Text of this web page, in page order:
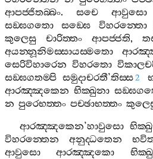
ආපජ‍්ජිතබ‍්බං. සචෙ ආවුසො
සඞ‍්ඝගතො
සඞ‍්ඝෙ විහරන‍්තො
කුලෙසු
චාරිත‍්තං ආපජ‍්ජති,
අයන‍්නූනිමස‍්සායස‍්මතො
සෙරිවිහාරෙන විහරතො
සඞ‍්ඝගතම‍්පි සමුදාචරතී’තිස‍්ස2
ආරඤ‍්ඤකෙන භික‍්ඛුනා
න පුරෙභත‍්තං පච‍්ඡාභත‍්තං
ආරඤ‍්ඤකෙන’හාවුසො
විහරන‍්තෙන
අනුද‍්ධතෙන
ආවුසො
ආරඤ‍්ඤකො භික‍්ඛු